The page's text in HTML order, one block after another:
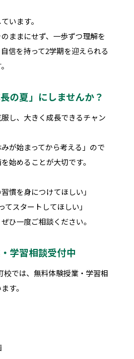
います。
のままにせず、一歩ずつ理解を
信を持って2学期を迎えられる
の夏」にしませんか？
し、大きく成長できるチャン
が始まってから考える」ので
始めることが大切です。
慣を身につけてほしい」
てスタートしてほしい」
ひ一度ご相談ください。
学習相談受付中
校では、無料体験授業・学習相
す。